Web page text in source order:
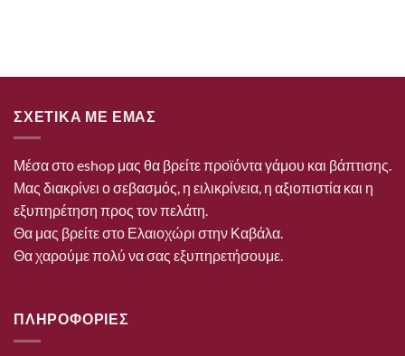
ΣΧΕΤΙΚΑ ΜΕ ΕΜΑΣ
Μέσα στο eshop μας θα βρείτε προϊόντα γάμου και βάπτισης.
Μας διακρίνει ο σεβασμός, η ειλικρίνεια, η αξιοπιστία και η
εξυπηρέτηση προς τον πελάτη.
Θα μας βρείτε στο Ελαιοχώρι στην Καβάλα.
Θα χαρούμε πολύ να σας εξυπηρετήσουμε.
ΠΛΗΡΟΦΟΡΙΕΣ